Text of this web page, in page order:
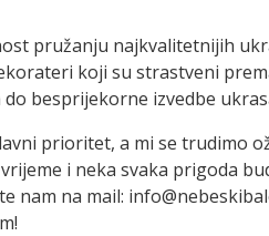
pružanju najkvalitetnijih
koji su strastveni
besprijekorne izvedbe
prioritet, a mi se trudimo
i neka svaka prigoda
nam na mail: